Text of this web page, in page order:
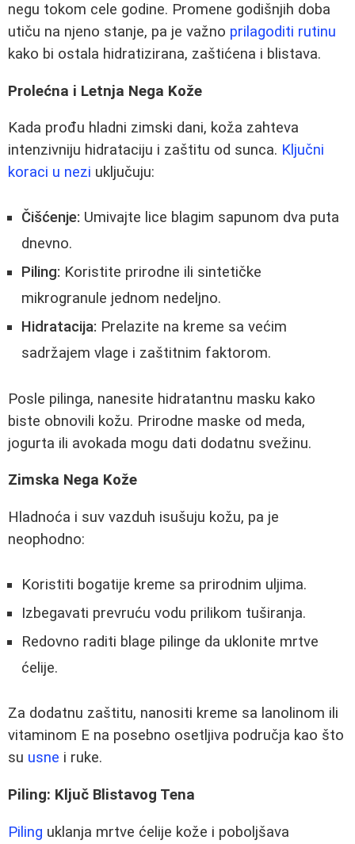
negu tokom cele godine. Promene godišnjih doba
utiču na njeno stanje, pa je važno prilagoditi rutinu
kako bi ostala hidratizirana, zaštićena i blistava.
Prolećna i Letnja Nega Kože
Kada prođu hladni zimski dani, koža zahteva
intenzivniju hidrataciju i zaštitu od sunca. Ključni
koraci u nezi uključuju:
Čišćenje: Umivajte lice blagim sapunom dva puta
dnevno.
Piling: Koristite prirodne ili sintetičke
mikrogranule jednom nedeljno.
Hidratacija: Prelazite na kreme sa većim
sadržajem vlage i zaštitnim faktorom.
Posle pilinga, nanesite hidratantnu masku kako
biste obnovili kožu. Prirodne maske od meda,
jogurta ili avokada mogu dati dodatnu svežinu.
Zimska Nega Kože
Hladnoća i suv vazduh isušuju kožu, pa je
neophodno:
Koristiti bogatije kreme sa prirodnim uljima.
Izbegavati prevruću vodu prilikom tuširanja.
Redovno raditi blage pilinge da uklonite mrtve
ćelije.
Za dodatnu zaštitu, nanositi kreme sa lanolinom ili
vitaminom E na posebno osetljiva područja kao što
su usne i ruke.
Piling: Ključ Blistavog Tena
Piling uklanja mrtve ćelije kože i poboljšava